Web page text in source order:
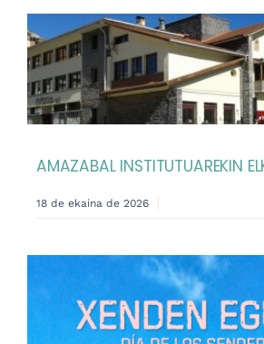
AMAZABAL INSTITUTUAREKIN
18 de ekaina de 2026